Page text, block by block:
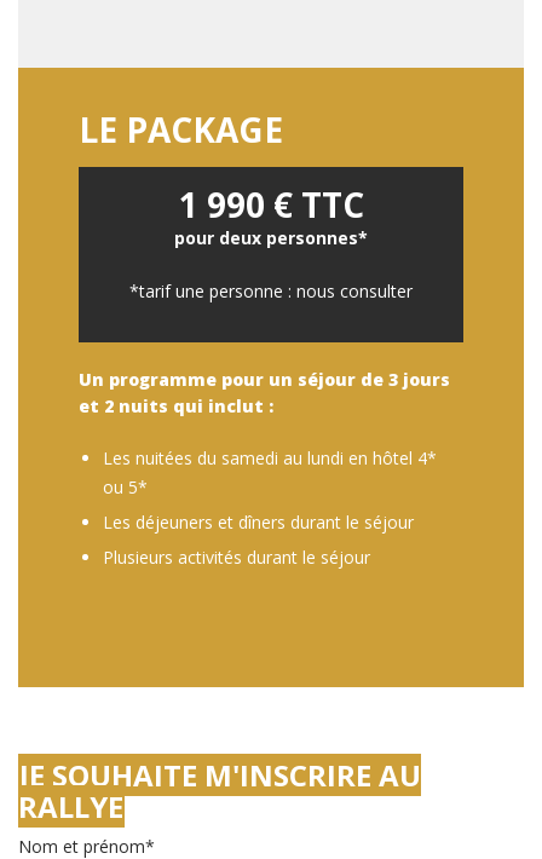
LE PACKAGE
1 990 € TTC
pour deux personnes*
*tarif une personne : nous consulter
Un programme pour un séjour de 3 jours
et 2 nuits qui inclut :
Les nuitées du samedi au lundi en hôtel 4*
ou 5*
Les déjeuners et dîners durant le séjour
Plusieurs activités durant le séjour
JE SOUHAITE M'INSCRIRE AU
RALLYE
Nom et prénom*